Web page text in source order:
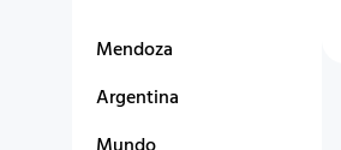
Mendoza
Argentina